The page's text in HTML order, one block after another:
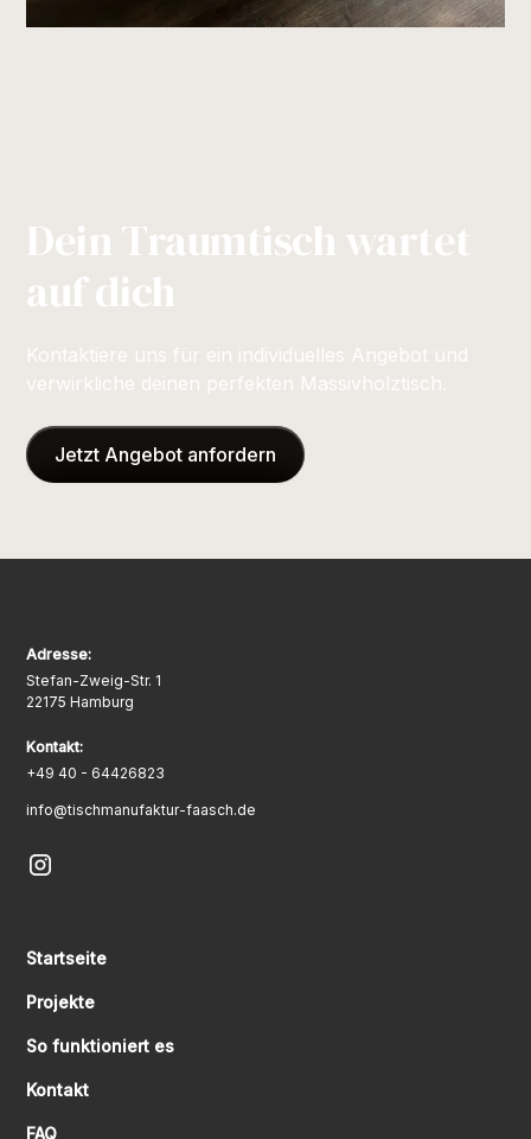
Dein Traumtisch wartet
auf dich
Kontaktiere uns für ein individuelles Angebot und
verwirkliche deinen perfekten Massivholztisch.
Jetzt Angebot anfordern
Adresse:
Stefan-Zweig-Str. 1
22175 Hamburg
Kontakt:
+49 40 - 64426823
info@tischmanufaktur-faasch.de
Startseite
Projekte
So funktioniert es
Kontakt
FAQ